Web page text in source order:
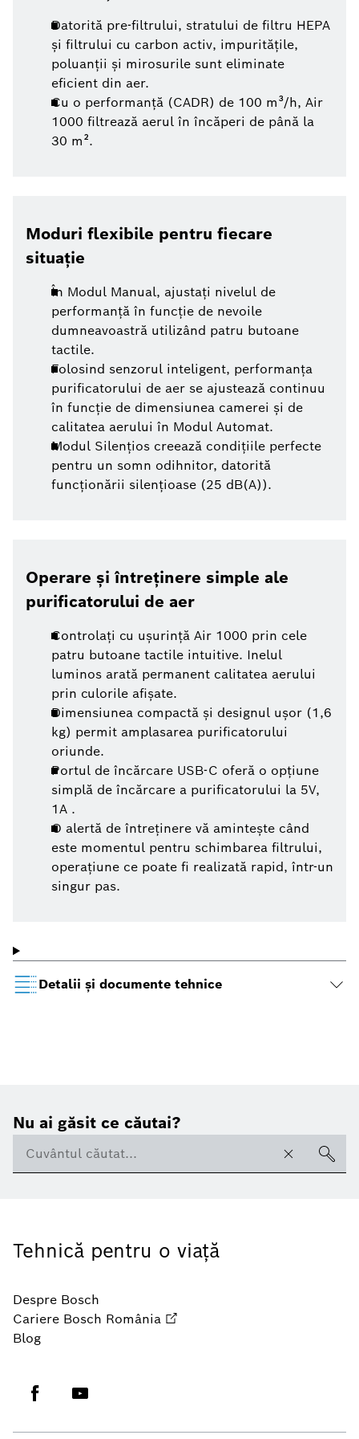
Datorită pre-filtrului, stratului de filtru HEPA
și filtrului cu carbon activ, impuritățile,
poluanții și mirosurile sunt eliminate
eficient din aer.
Cu o performanță (CADR) de 100 m³/h, Air
1000 filtrează aerul în încăperi de până la
30 m².
Moduri flexibile pentru fiecare
situație
În Modul Manual, ajustați nivelul de
performanță în funcție de nevoile
dumneavoastră utilizând patru butoane
tactile.
Folosind senzorul inteligent, performanța
purificatorului de aer se ajustează continuu
în funcție de dimensiunea camerei și de
calitatea aerului în Modul Automat.
Modul Silențios creează condițiile perfecte
pentru un somn odihnitor, datorită
funcționării silențioase (25 dB(A)).
Operare și întreținere simple ale
purificatorului de aer
Controlați cu ușurință Air 1000 prin cele
patru butoane tactile intuitive. Inelul
luminos arată permanent calitatea aerului
prin culorile afișate.
Dimensiunea compactă și designul ușor (1,6
kg) permit amplasarea purificatorului
oriunde.
Portul de încărcare USB-C oferă o opțiune
simplă de încărcare a purificatorului la 5V,
1A .
O alertă de întreținere vă amintește când
este momentul pentru schimbarea filtrului,
operațiune ce poate fi realizată rapid, într-un
singur pas.
Detalii şi documente tehnice
Nu ai găsit ce căutai?
Tehnică pentru o viaţă
Despre Bosch
Cariere Bosch România
Blog